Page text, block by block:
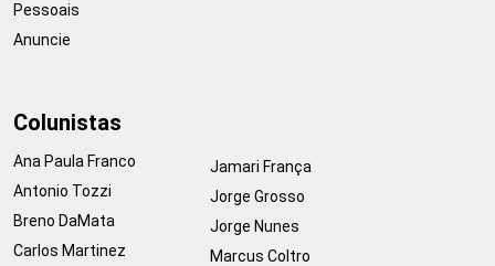
Pessoais
Anuncie
Colunistas
Ana Paula Franco
Antonio Tozzi
Breno DaMata
Carlos Martinez
Jamari França
Jorge Grosso
Jorge Nunes
Marcus Coltro